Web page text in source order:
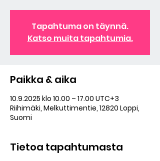
Tapahtuma on täynnä.
Katso muita tapahtumia.
Paikka & aika
10.9.2025 klo 10.00 – 17.00 UTC+3
Riihimäki, Melkuttimentie, 12820 Loppi,
Suomi
Tietoa tapahtumasta